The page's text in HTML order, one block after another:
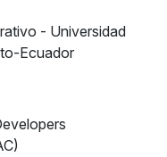
- Universidad
Ecuador